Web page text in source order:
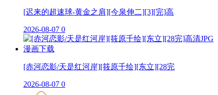
[迟来的超速球-黄金之肩][今泉伸二][3][完]高
2026-08-07 0
[赤河恋影/天是红河岸][筱原千绘][东立][28完
2026-08-07 0